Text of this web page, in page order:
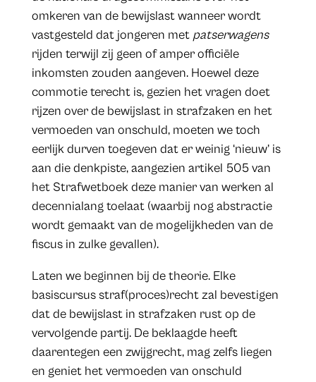
omkeren van de bewijslast wanneer wordt
vastgesteld dat jongeren met patserwagens
rijden terwijl zij geen of amper officiële
inkomsten zouden aangeven. Hoewel deze
commotie terecht is, gezien het vragen doet
rijzen over de bewijslast in strafzaken en het
vermoeden van onschuld, moeten we toch
eerlijk durven toegeven dat er weinig ‘nieuw’ is
aan die denkpiste, aangezien artikel 505 van
het Strafwetboek deze manier van werken al
decennialang toelaat (waarbij nog abstractie
wordt gemaakt van de mogelijkheden van de
fiscus in zulke gevallen).
Laten we beginnen bij de theorie. Elke
basiscursus straf(proces)recht zal bevestigen
dat de bewijslast in strafzaken rust op de
vervolgende partij. De beklaagde heeft
daarentegen een zwijgrecht, mag zelfs liegen
en geniet het vermoeden van onschuld